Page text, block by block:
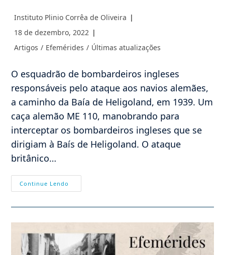
Autor
post:
Instituto Plinio Corrêa de Oliveira
Post
18 de dezembro, 2022
Categoria
Artigos / Efemérides / Últimas atualizações
O esquadrão de bombardeiros ingleses
responsáveis pelo ataque aos navios alemães,
a caminho da Baía de Heligoland, em 1939. Um
caça alemão ME 110, manobrando para
interceptar os bombardeiros ingleses que se
dirigiam à Baís de Heligoland. O ataque
britânico…
Continue Lendo
–